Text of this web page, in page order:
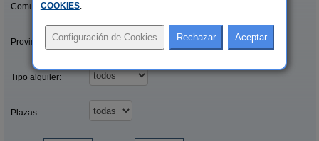
Comunidades:
Provincias/Islas:
Tipo alquiler:
Plazas:
COOKIES.